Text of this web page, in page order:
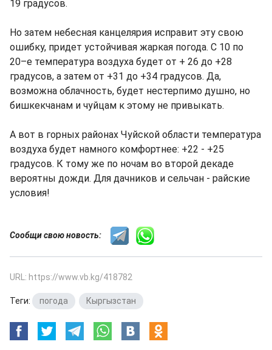
19 градусов.
Но затем небесная канцелярия исправит эту свою
ошибку, придет устойчивая жаркая погода. С 10 по
20–е температура воздуха будет от + 26 до +28
градусов, а затем от +31 до +34 градусов. Да,
возможна облачность, будет нестерпимо душно, но
бишкекчанам и чуйцам к этому не привыкать.
А вот в горных районах Чуйской области температура
воздуха будет намного комфортнее: +22 - +25
градусов. К тому же по ночам во второй декаде
вероятны дожди. Для дачников и сельчан - райские
условия!
Сообщи свою новость:
URL: https://www.vb.kg/418782
Теги: погода Кыргызстан